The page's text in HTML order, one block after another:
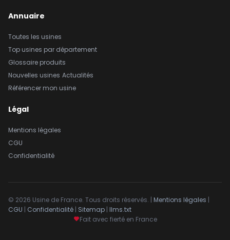
Annuaire
Toutes les usines
Top usines par département
Glossaire produits
Nouvelles usines Actualités
Référencer mon usine
Légal
Mentions légales
CGU
Confidentialité
© 2026 Usine de France. Tous droits réservés. | Mentions légales |
CGU | Confidentialité | Sitemap | llms.txt
Fait avec fierté en France